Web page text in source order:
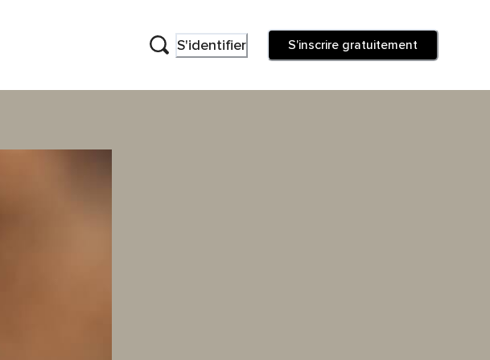
S'identifier S'inscrire gratuitement